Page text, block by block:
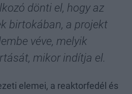
dönti el, hogy az
birtokában, a projekt
véve, melyik
mikor indítja el.
elemei, a reaktorfedél és